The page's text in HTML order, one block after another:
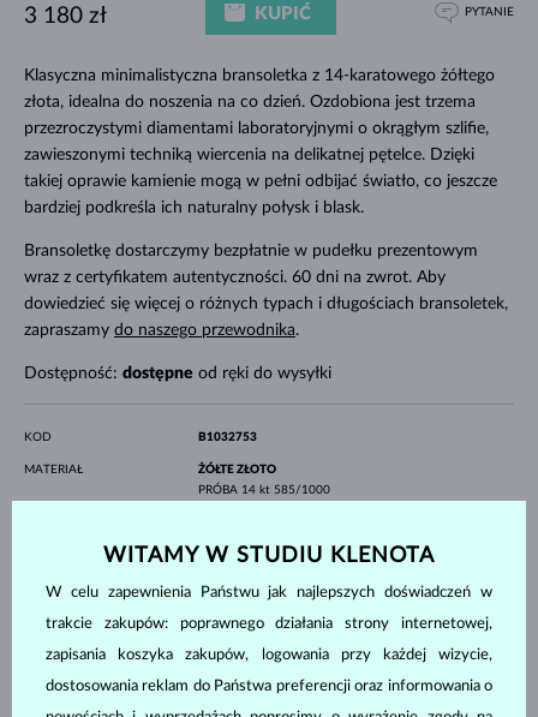
Klasyczna minimalistyczna bransoletka z 14-karatowego żółtego
złota, idealna do noszenia na co dzień. Ozdobiona jest trzema
przezroczystymi diamentami laboratoryjnymi o okrągłym szlifie,
zawieszonymi techniką wiercenia na delikatnej pętelce. Dzięki
takiej oprawie kamienie mogą w pełni odbijać światło, co jeszcze
bardziej podkreśla ich naturalny połysk i blask.
Bransoletkę dostarczymy bezpłatnie w pudełku prezentowym
wraz z certyfikatem autentyczności. 60 dni na zwrot. Aby
dowiedzieć się więcej o różnych typach i długościach bransoletek,
zapraszamy do naszego przewodnika.
Dostępność: dostępne od ręki do wysyłki
3 180 zł KUPIĆ PYTANIE
KOD B1032753
MATERIAŁ
ŻÓŁTE ZŁOTO
PRÓBA 14 kt 585/1000
SZLIF
okrągły
CZYSTOŚĆ
VS
ŚREDNICA3.0 mm
DŁUGOŚĆ 180.00 mm
0.85 g
WITAMY W STUDIU KLENOTA
W celu zapewnienia Państwu jak najlepszych doświadczeń w
trakcie zakupów: poprawnego działania strony internetowej,
zapisania koszyka zakupów, logowania przy każdej wizycie,
dostosowania reklam do Państwa preferencji oraz informowania o